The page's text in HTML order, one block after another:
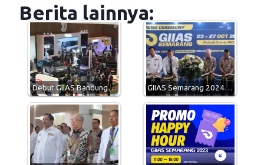
t
s
A
p
p
e
g
r
a
m
e
b
o
o
k
i
Berita lainnya:
Debut GIIAS Bandung… GIIAS Semarang 2024…